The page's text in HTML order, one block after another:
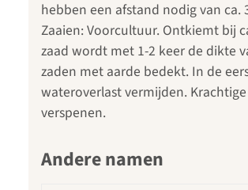
hebben een afstand nodig van ca.
Zaaien: Voorcultuur. Ontkiemt bij
zaad wordt met 1-2 keer de dikte
zaden met aarde bedekt. In de
wateroverlast vermijden.
verspenen.
Andere namen